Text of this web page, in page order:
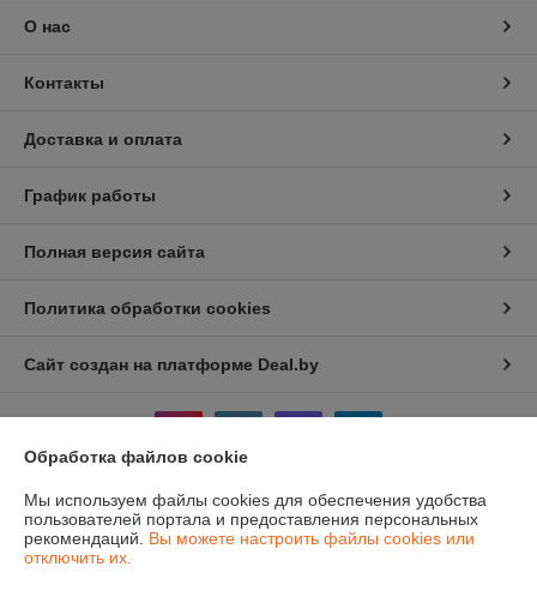
О нас
Контакты
Доставка и оплата
График работы
Полная версия сайта
Политика обработки cookies
Сайт создан на платформе Deal.by
Информация для покупателя
Юридическое лицо:
Обработка файлов cookie
Мы используем файлы cookies для обеспечения удобства
пользователей портала и предоставления персональных
рекомендаций. Вы можете настроить файлы cookies или
отключить их.